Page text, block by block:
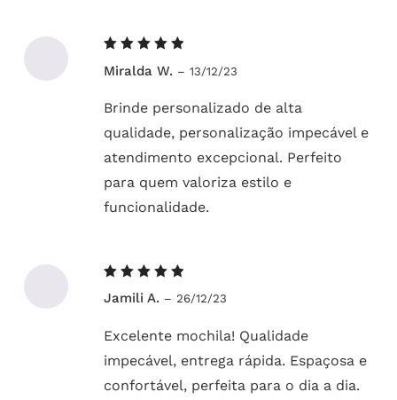
5de 5
Miralda W. – 13/12/23
Brinde personalizado de alta
qualidade, personalização impecável e
atendimento excepcional. Perfeito
para quem valoriza estilo e
funcionalidade.
5de 5
Jamili A. – 26/12/23
Excelente mochila! Qualidade
impecável, entrega rápida. Espaçosa e
confortável, perfeita para o dia a dia.